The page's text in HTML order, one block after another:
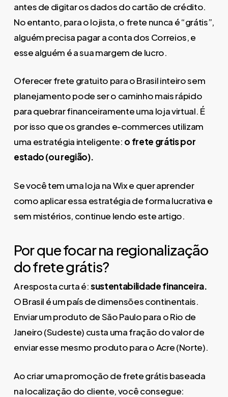
antes de digitar os dados do cartão de crédito.
No entanto, para o lojista, o frete nunca é “grátis”,
alguém precisa pagar a conta dos Correios, e
esse alguém é a sua margem de lucro.
Oferecer frete gratuito para o Brasil inteiro sem
planejamento pode ser o caminho mais rápido
para quebrar financeiramente uma loja virtual. É
por isso que os grandes e-commerces utilizam
uma estratégia inteligente: o frete grátis por
estado (ou região).
Se você tem uma loja na Wix e quer aprender
como aplicar essa estratégia de forma lucrativa e
sem mistérios, continue lendo este artigo.
Por que focar na regionalização
do frete grátis?
A resposta curta é:sustentabilidade financeira.
O Brasil é um país de dimensões continentais.
Enviar um produto de São Paulo para o Rio de
Janeiro (Sudeste) custa uma fração do valor de
enviar esse mesmo produto para o Acre (Norte).
Ao criar uma promoção de frete grátis baseada
na localização do cliente, você consegue: